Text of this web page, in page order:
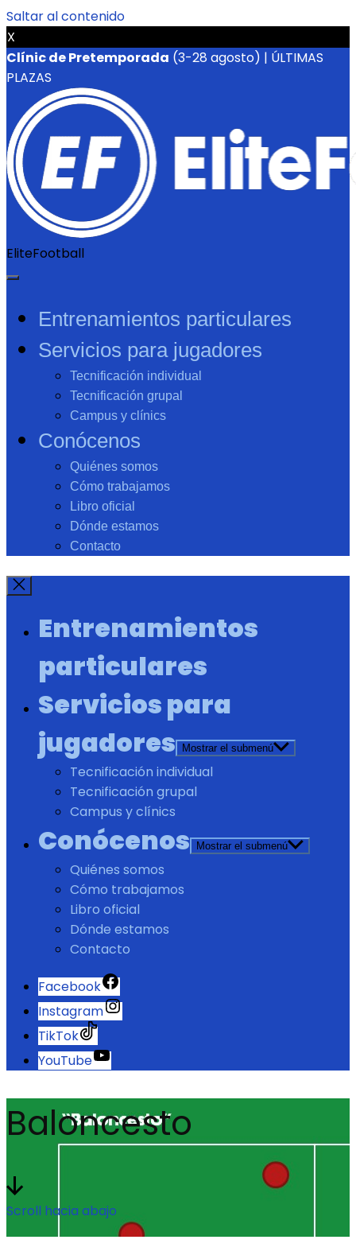
Saltar al contenido
X
Clínic de Pretemporada (3-28 agosto) | ÚLTIMAS
PLAZAS
EliteFootball
Entrenamientos particulares
Servicios para jugadores
Tecnificación individual
Tecnificación grupal
Campus y clínics
Conócenos
Quiénes somos
Cómo trabajamos
Libro oficial
Dónde estamos
Contacto
Entrenamientos
particulares
Servicios para
jugadores
Mostrar el submenú
Tecnificación individual
Tecnificación grupal
Campus y clínics
Conócenos Mostrar el submenú
Quiénes somos
Cómo trabajamos
Libro oficial
Dónde estamos
Contacto
Facebook
Instagram
TikTok
YouTube
Baloncesto
Scroll hacia abajo